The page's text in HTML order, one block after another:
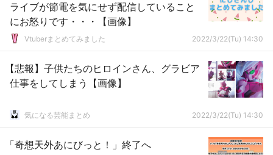
ライブが節電を気にせず配信していること
にお怒りです・・・【画像】
Vtuberまとめてみました 2022/3/22(Tu) 14:30
【悲報】子供たちのヒロインさん、グラビア
仕事をしてしまう【画像】
気になる芸能まとめ 2022/3/22(Tu) 14:30
「奇想天外あにびっと！」終了へ